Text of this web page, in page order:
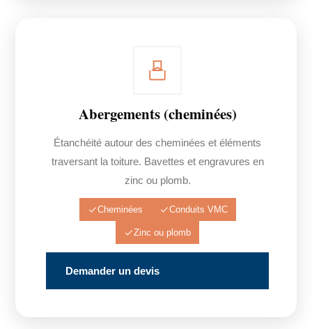
Abergements (cheminées)
Étanchéité autour des cheminées et éléments
traversant la toiture. Bavettes et engravures en
zinc ou plomb.
Cheminées Conduits VMC
Zinc ou plomb
Demander un devis